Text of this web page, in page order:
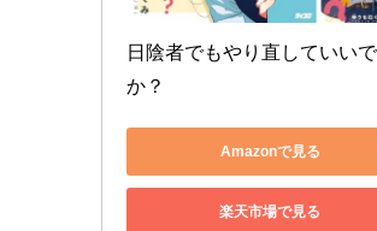
日陰者でもやり直していい
か？
Amazonで見る
楽天市場で見る